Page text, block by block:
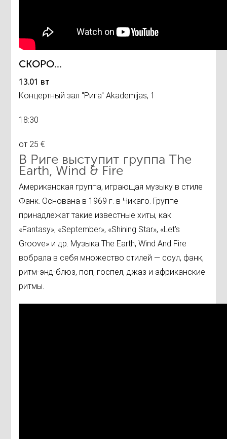
СКОРО...
13.01 вт
Концертный зал "Рига" Akademijas, 1
18:30
от 25 €
В Риге выступит группа The
Earth, Wind & Fire
Американская группа, играющая музыку в стиле
Фанк. Основана в 1969 г. в Чикаго. Группе
принадлежат такие известные хиты, как
«Fantasy», «September», «Shining Star», «Let’s
Groove» и др. Музыка The Earth, Wind And Fire
вобрала в себя множество стилей — соул, фанк,
ритм-энд-блюз, поп, госпел, джаз и африканские
ритмы.